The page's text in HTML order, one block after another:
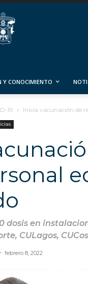
Y CONOCIMIENTO NOTI
19 Inicia vacunación de
dosis en
CULagos,
- febrero 8, 2022